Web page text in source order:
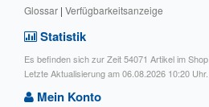
Glossar | Verfügbarkeitsanzeige
Statistik
Es befinden sich zur Zeit 54071 Artikel im Shop.
Letzte Aktualisierung am 06.08.2026 10:20 Uhr.
Mein Konto